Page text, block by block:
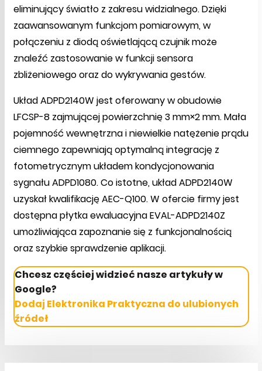
eliminujący światło z zakresu widzialnego. Dzięki
zaawansowanym funkcjom pomiarowym, w
połączeniu z diodą oświetlającą czujnik może
znaleźć zastosowanie w funkcji sensora
zbliżeniowego oraz do wykrywania gestów.
Układ ADPD2140W jest oferowany w obudowie
LFCSP-8 zajmującej powierzchnię 3 mm×2 mm. Mała
pojemność wewnętrzna i niewielkie natężenie prądu
ciemnego zapewniają optymalną integrację z
fotometrycznym układem kondycjonowania
sygnału ADPD1080. Co istotne, układ ADPD2140W
uzyskał kwalifikację AEC-Q100. W ofercie firmy jest
dostępna płytka ewaluacyjna EVAL-ADPD2140Z
umożliwiająca zapoznanie się z funkcjonalnością
oraz szybkie sprawdzenie aplikacji.
Chcesz częściej widzieć nasze artykuły w
Google?
Dodaj Elektronika Praktyczna do ulubionych
źródeł